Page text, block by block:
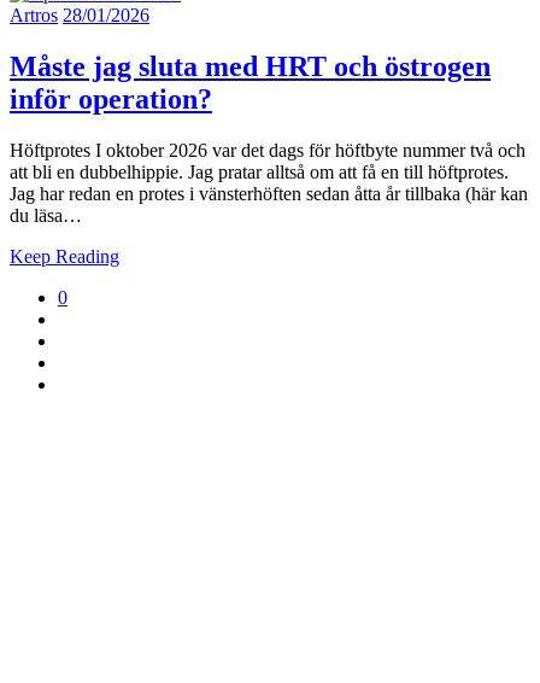
Artros 28/01/2026
Måste jag sluta med HRT och östrogen
inför operation?
Höftprotes I oktober 2026 var det dags för höftbyte nummer två och
att bli en dubbelhippie. Jag pratar alltså om att få en till höftprotes.
Jag har redan en protes i vänsterhöften sedan åtta år tillbaka (här kan
du läsa…
Keep Reading
0